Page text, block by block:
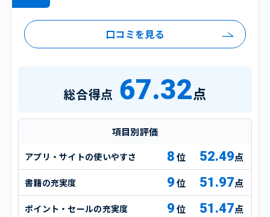
口コミを見る
総合得点 67.32点
項目別評価
アプリ・サイトの使いやすさ 8 52.49点
書籍の充実度 9 51.97点
ポイント・セールの充実度 9 51.47点